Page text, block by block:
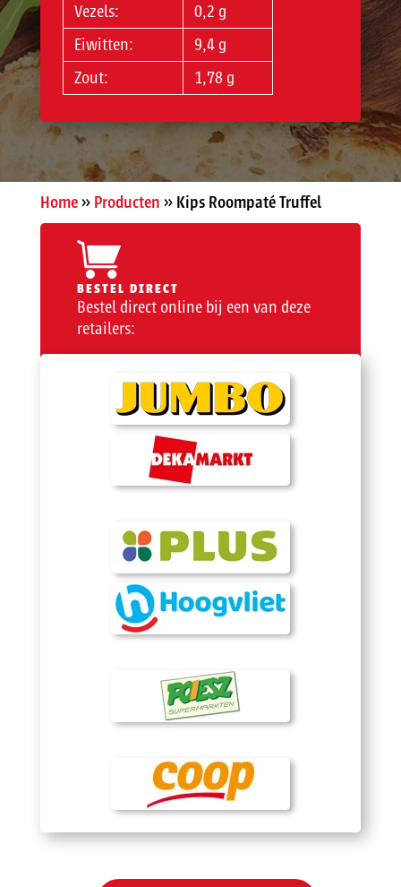
Vezels:
0,2 g
Eiwitten:
9,4 g
Zout:
1,78 g
Home» Producten » Kips Roompaté Truffel
BESTEL DIRECT
Bestel direct online bij een van deze
retailers: